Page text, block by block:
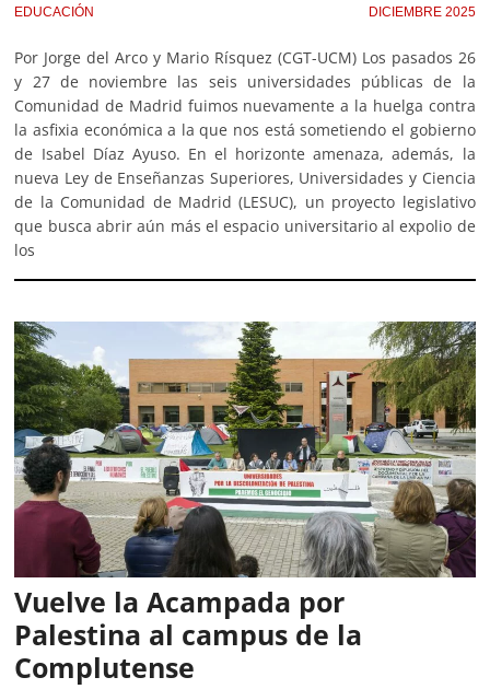
EDUCACIÓN DICIEMBRE 2025
Por Jorge del Arco y Mario Rísquez (CGT-UCM) Los pasados 26
y 27 de noviembre las seis universidades públicas de la
Comunidad de Madrid fuimos nuevamente a la huelga contra
la asfixia económica a la que nos está sometiendo el gobierno
de Isabel Díaz Ayuso. En el horizonte amenaza, además, la
nueva Ley de Enseñanzas Superiores, Universidades y Ciencia
de la Comunidad de Madrid (LESUC), un proyecto legislativo
que busca abrir aún más el espacio universitario al expolio de
los
Vuelve la Acampada por
Palestina al campus de la
Complutense